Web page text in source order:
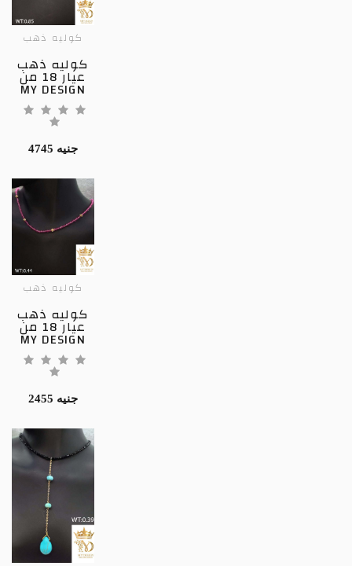
كوليه ذهب
كوليه ذهب
عيار 18 من
MY DESIGN
4745 جنيه
كوليه ذهب
كوليه ذهب
عيار 18 من
MY DESIGN
2455 جنيه